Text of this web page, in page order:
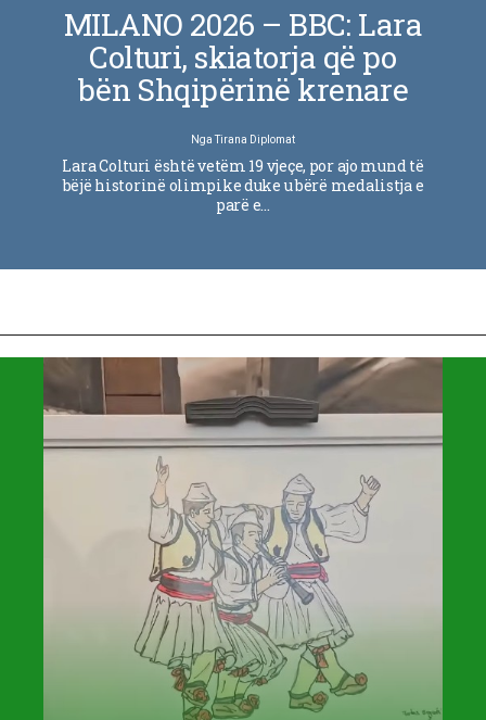
MILANO 2026 – BBC: Lara
Colturi, skiatorja që po
bën Shqipërinë krenare
NgaTirana Diplomat
Lara Colturi është vetëm 19 vjeçe, por ajo mund të
bëjë historinë olimpike duke u bërë medalistja e
parë e…